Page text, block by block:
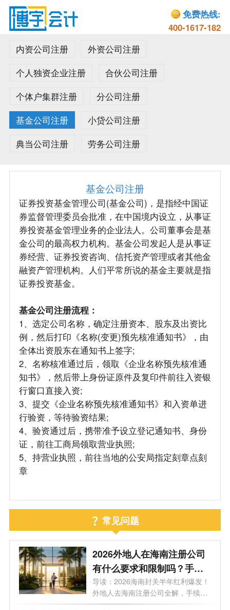
免费热线:
400-1617-182
内资公司注册
外资公司注册
个人独资企业注册
合伙公司注册
个体户集群注册
分公司注册
基金公司注册
小贷公司注册
典当公司注册
劳务公司注册
基金公司注册
证券投资基金管理公司(基金公司)，是指经中国证
券监督管理委员会批准，在中国境内设立，从事证
券投资基金管理业务的企业法人。公司董事会是基
金公司的最高权力机构。基金公司发起人是从事证
券经营、证券投资咨询、信托资产管理或者其他金
融资产管理机构。人们平常所说的基金主要就是指
证券投资基金。
基金公司注册流程：
1、选定公司名称，确定注册资本、股东及出资比
例，然后打印《名称(变更)预先核准通知书》，由
全体出资股东在通知书上签字;
2、名称核准通过后，领取《企业名称预先核准通
知书》，然后带上身份证原件及复印件前往入资银
行窗口直接入资;
3、提交《企业名称预先核准通知书》和入资单进
行验资，等待验资结果;
4、验资通过后，携带准予设立登记通知书、身份
证，前往工商局领取营业执照;
5、持营业执照，前往当地的公安局指定刻章点刻
章
常见问题
2026外地人在海南注册公司
有什么要求和限制吗？手
续、门槛、买房上学利弊等9
大问题一次性说透
导读：2026海南封关半年红利爆发！
外地人去海南注册公司全解，手续、
门槛...